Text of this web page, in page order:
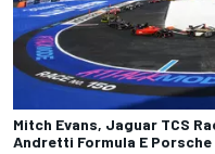
Mitch Evans, Jaguar TCS
Andretti Formula E